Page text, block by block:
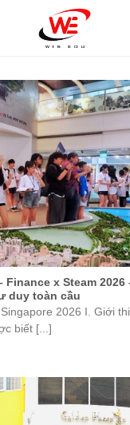
Finance x Steam 2026
duy toàn cầu
2026 I. Giới
biết [...]